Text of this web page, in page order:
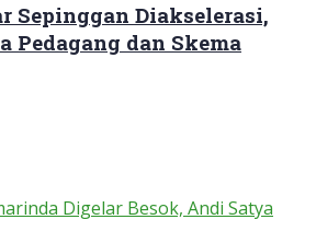
Sepinggan Diakselerasi,
Pedagang dan Skema